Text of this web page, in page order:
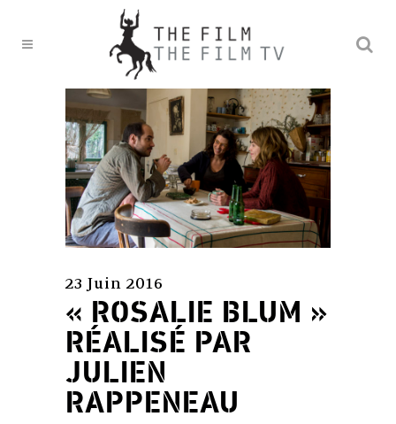
23 Juin 2016
« ROSALIE BLUM »
RÉALISÉ PAR
JULIEN
RAPPENEAU